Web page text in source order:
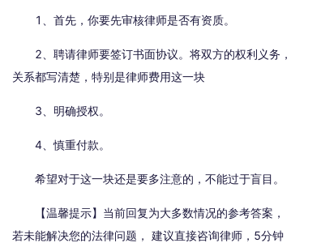
1、首先，你要先审核律师是否有资质。
2、聘请律师要签订书面协议。将双方的权利义务，
关系都写清楚，特别是律师费用这一块
3、明确授权。
4、慎重付款。
希望对于这一块还是要多注意的，不能过于盲目。
【温馨提示】当前回复为大多数情况的参考答案，
若未能解决您的法律问题， 建议直接咨询律师，5分钟